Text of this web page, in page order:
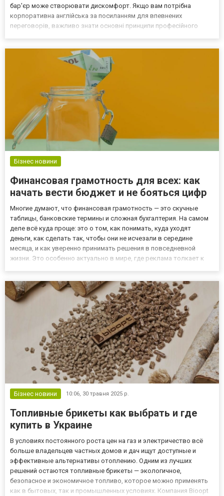
бар'єр може створювати дискомфорт. Якщо вам потрібна
корпоративна англійська за посиланням для впевнених
переговорів, важливо знати основні принципи професійного
зрозумілою та проф...
Бізнес новини
Финансовая грамотность для всех: как
начать вести бюджет и не бояться цифр
Многие думают, что финансовая грамотность — это скучные
таблицы, банковские термины и сложная бухгалтерия. На самом
деле всё куда проще: это о том, как понимать, куда уходят
деньги, как сделать так, чтобы они не исчезали в середине
месяца, и как уверенно принимать решения в повседневной
жизни. Это особенно актуально в мире, где реклама толкает к
Бізнес новини 10:06, 30 травня 2025 р.
Топливные брикеты как выбрать и где
купить в Украине
В условиях постоянного роста цен на газ и электричество всё
больше владельцев частных домов и дач ищут доступные и
эффективные альтернативы отоплению. Одним из лучших
решений остаются топливные брикеты — экологичное,
безопасное и экономичное топливо, которое можно применять
как в бытовых, так и промышленных условиях. Компания Bioopt